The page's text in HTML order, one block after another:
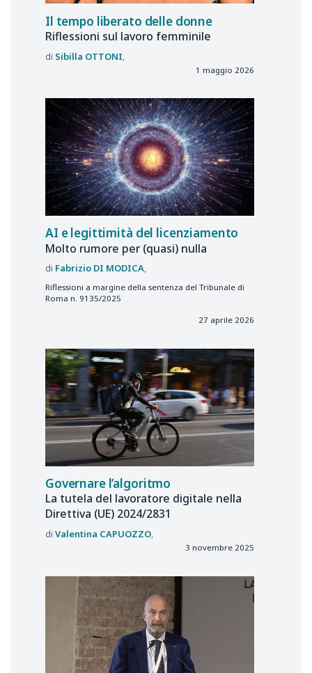
Il tempo liberato delle donne
Riflessioni sul lavoro femminile
Sibilla OTTONI
1 maggio 2026
AI e legittimità del licenziamento
Molto rumore per (quasi) nulla
Fabrizio DI MODICA
Riflessioni a margine della sentenza del Tribunale di
Roma n. 9135/2025
27 aprile 2026
Governare l’algoritmo
La tutela del lavoratore digitale nella
Direttiva (UE) 2024/2831
Valentina CAPUOZZO
3 novembre 2025